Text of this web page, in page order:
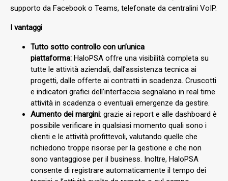
supporto da Facebook o Teams, telefonate da centralini VoIP.
I vantaggi
Tutto sotto controllo con un’unica
piattaforma: HaloPSA offre una visibilità completa su
tutte le attività aziendali, dall’assistenza tecnica ai
progetti, dalle offerte ai contratti in scadenza. Cruscotti
e indicatori grafici dell’interfaccia segnalano in real time
attività in scadenza o eventuali emergenze da gestire.
Aumento dei margini: grazie ai report e alle dashboard è
possibile verificare in qualsiasi momento quali sono i
clienti e le attività profittevoli, valutando quelle che
richiedono troppe risorse per la gestione e che non
sono vantaggiose per il business. Inoltre, HaloPSA
consente di registrare automaticamente il tempo dei